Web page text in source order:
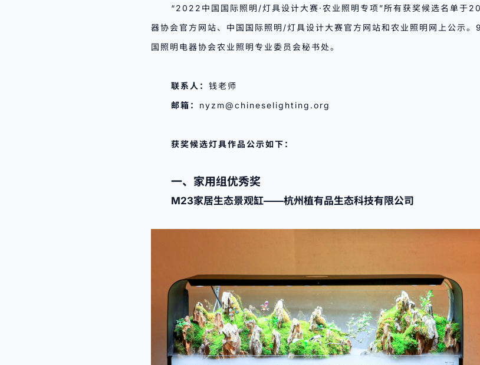
“2022中国国际照明/灯具设计大赛·农业照明专项”所有获奖候选名单于
器协会官方网站、中国国际照明/灯具设计大赛官方网站和农业照明网上公示
国照明电器协会农业照明专业委员会秘书处。
联系人： 钱老师
邮箱： nyzm@chineselighting.org
获奖候选灯具作品公示如下：
一、家用组优秀奖
M23家居生态景观缸——杭州植有品生态科技有限公司